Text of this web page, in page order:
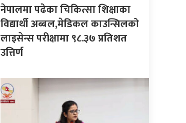
नेपालमा पढेका चिकित्सा शिक्षाका
विद्यार्थी अब्बल,मेडिकल काउन्सिलको
लाइसेन्स परीक्षामा ९८.३७ प्रतिशत
उत्तिर्ण